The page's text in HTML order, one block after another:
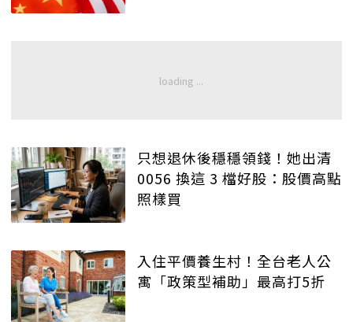
只想退休後穩穩領錢！她出清
0056 換這 3 檔好股：股價高點
照樣買
入住平價養生村！全台老人公
寓「政策型補助」最高打5折